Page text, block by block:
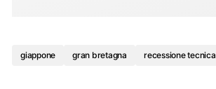
giappone gran bretagna recessione tecnica